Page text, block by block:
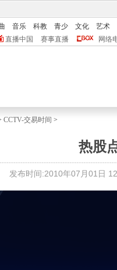
音乐 科教 青少 文化
艺术
直播中国 赛事直播 网络
CCTV-交易时间 >
热股
发布时间:2010年07月01日